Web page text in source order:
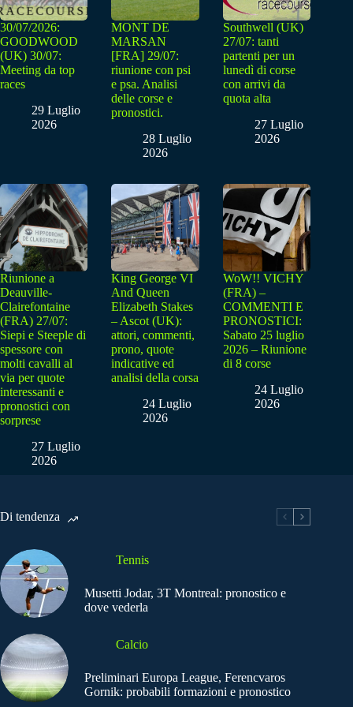
30/07/2026:
GOODWOOD
(UK) 30/07:
Meeting da top
races
29 Luglio
2026
MONT DE
MARSAN
[FRA] 29/07:
riunione con psi
e psa. Analisi
delle corse e
pronostici.
28 Luglio
2026
Southwell (UK)
27/07: tanti
partenti per un
lunedì di corse
con arrivi da
quota alta
27 Luglio
2026
Riunione a
Deauville-
Clairefontaine
(FRA) 27/07:
Siepi e Steeple di
spessore con
molti cavalli al
via per quote
interessanti e
pronostici con
sorprese
27 Luglio
2026
King George VI
And Queen
Elizabeth Stakes
– Ascot (UK):
attori, commenti,
prono, quote
indicative ed
analisi della corsa
24 Luglio
2026
WoW!! VICHY
(FRA) –
COMMENTI E
PRONOSTICI:
Sabato 25 luglio
2026 – Riunione
di 8 corse
24 Luglio
2026
Di tendenza
Tennis
Musetti Jodar, 3T Montreal: pronostico e
dove vederla
Calcio
Preliminari Europa League, Ferencvaros
Gornik: probabili formazioni e pronostico